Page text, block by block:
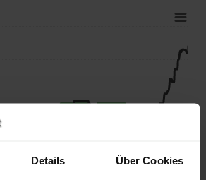
Details Über Cookies